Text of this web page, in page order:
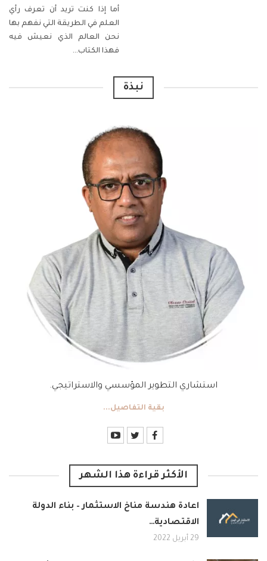
أما إذا كنت تريد أن تعرف رأي
العلم في الطريقة التي نفهم بها
نحن العالم الذي نعيش فيه
فهذا الكتاب…
نبذة
استشاري التطوير المؤسسي والاستراتيجي.
بقية التفاصيل...
الأكثر قراءة هذا الشهر
اعادة هندسة مناخ الاستثمار – بناء الدولة
الاقتصادية…
29 أبريل 2022